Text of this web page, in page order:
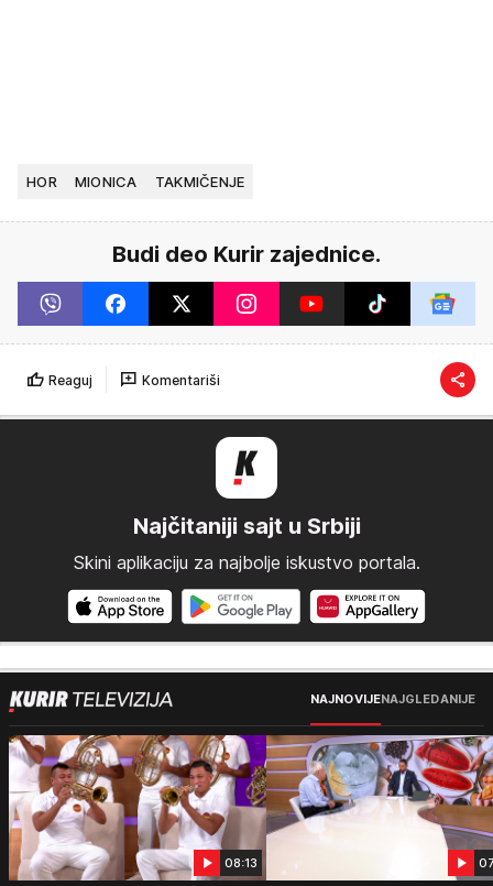
HOR MIONICA TAKMIČENJE
Budi deo Kurir zajednice.
Reaguj Komentariši
Najčitaniji sajt u Srbiji
Skini aplikaciju za najbolje iskustvo portala.
NAJNOVIJENAJGLEDANIJE
08:13